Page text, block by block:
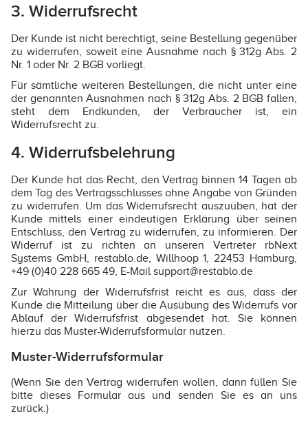
3. Widerrufsrecht
Der Kunde ist nicht berechtigt, seine Bestellung gegenüber
zu widerrufen, soweit eine Ausnahme nach § 312g Abs. 2
Nr. 1 oder Nr. 2 BGB vorliegt.
Für sämtliche weiteren Bestellungen, die nicht unter eine
der genannten Ausnahmen nach § 312g Abs. 2 BGB fallen,
steht dem Endkunden, der Verbraucher ist, ein
Widerrufsrecht zu.
4. Widerrufsbelehrung
Der Kunde hat das Recht, den Vertrag binnen 14 Tagen ab
dem Tag des Vertragsschlusses ohne Angabe von Gründen
zu widerrufen. Um das Widerrufsrecht auszuüben, hat der
Kunde mittels einer eindeutigen Erklärung über seinen
Entschluss, den Vertrag zu widerrufen, zu informieren. Der
Widerruf ist zu richten an unseren Vertreter rbNext
Systems GmbH, restablo.de, Willhoop 1, 22453 Hamburg,
+49 (0)40 228 665 49, E-Mail support@restablo.de
Zur Wahrung der Widerrufsfrist reicht es aus, dass der
Kunde die Mitteilung über die Ausübung des Widerrufs vor
Ablauf der Widerrufsfrist abgesendet hat. Sie können
hierzu das Muster-Widerrufsformular nutzen.
Muster-Widerrufsformular
(Wenn Sie den Vertrag widerrufen wollen, dann füllen Sie
bitte dieses Formular aus und senden Sie es an uns
zurück.)